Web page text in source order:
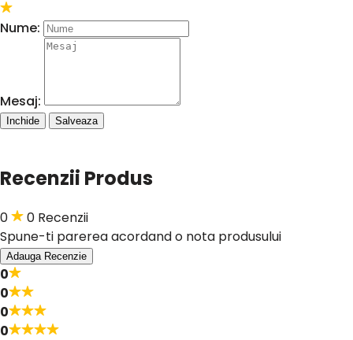
Nume:
Mesaj:
Inchide Salveaza
Recenzii Produs
0
0 Recenzii
Spune-ti parerea acordand o nota produsului
Adauga Recenzie
0
0
0
0